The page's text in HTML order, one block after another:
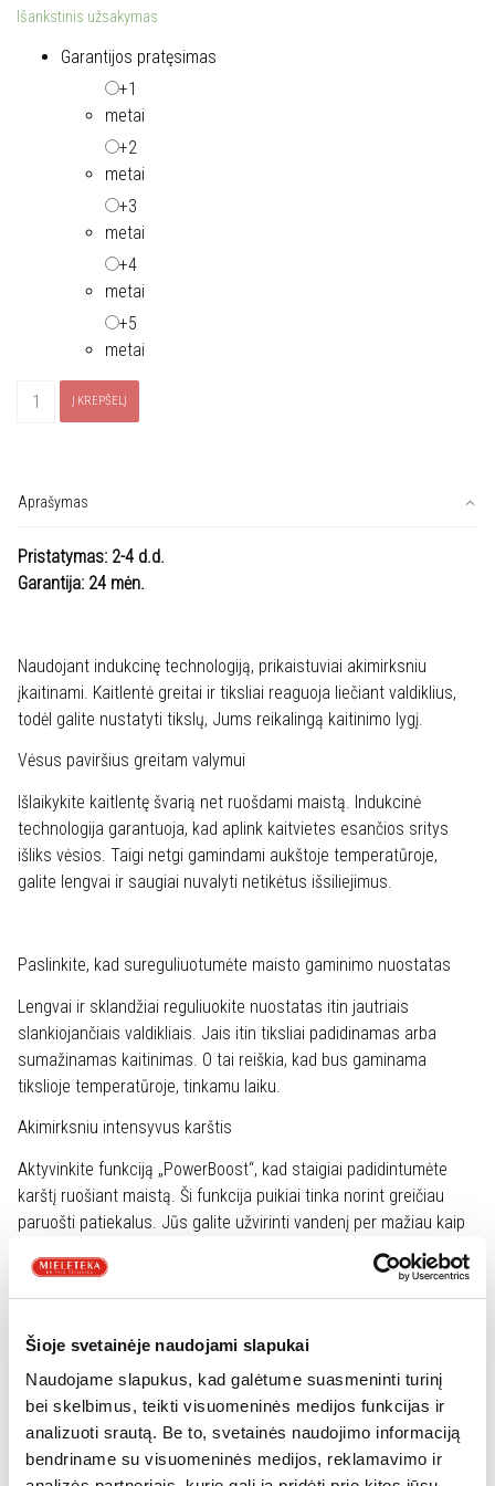
Šioje svetainėje naudojami slapukai
Naudojame slapukus, kad galėtume suasmeninti turinį
bei skelbimus, teikti visuomeninės medijos funkcijas ir
analizuoti srautą. Be to, svetainės naudojimo informaciją
bendriname su visuomeninės medijos, reklamavimo ir
Išankstinis užsakymas
Garantijos pratęsimas
+1
metai
+2
metai
+3
metai
+4
metai
+5
metai
produkto
EIT60443X
Į KREPŠELĮ
Aprašymas
Pristatymas: 2-4 d.d.
Garantija: 24 mėn.
Naudojant indukcinę technologiją, prikaistuviai akimirksniu
įkaitinami. Kaitlentė greitai ir tiksliai reaguoja liečiant valdiklius,
todėl galite nustatyti tikslų, Jums reikalingą kaitinimo lygį.
Vėsus paviršius greitam valymui
Išlaikykite kaitlentę švarią net ruošdami maistą. Indukcinė
technologija garantuoja, kad aplink kaitvietes esančios sritys
išliks vėsios. Taigi netgi gamindami aukštoje temperatūroje,
galite lengvai ir saugiai nuvalyti netikėtus išsiliejimus.
Paslinkite, kad sureguliuotumėte maisto gaminimo nuostatas
Lengvai ir sklandžiai reguliuokite nuostatas itin jautriais
slankiojančiais valdikliais. Jais itin tiksliai padidinamas arba
sumažinamas kaitinimas. O tai reiškia, kad bus gaminama
tikslioje temperatūroje, tinkamu laiku.
Akimirksniu intensyvus karštis
Aktyvinkite funkciją „PowerBoost“, kad staigiai padidintumėte
karštį ruošiant maistą. Ši funkcija puikiai tinka norint greičiau
paruošti patiekalus. Jūs galite užvirinti vandenį per mažiau kaip
Reguliuojamas laikmatis padeda be jokių pastangų sekti maisto
gaminimo procesą. Jį galima nustatyti iki vienos valandos ir jis
reikiamiausiu metu primins maisto gaminimo laiką. Kai
nenaudojate kaitlentės, jis taip pat veikia kaip minučių skaitiklis.
Gamintojas: Electrolux
Kaitlentės tipas: Indukcinis